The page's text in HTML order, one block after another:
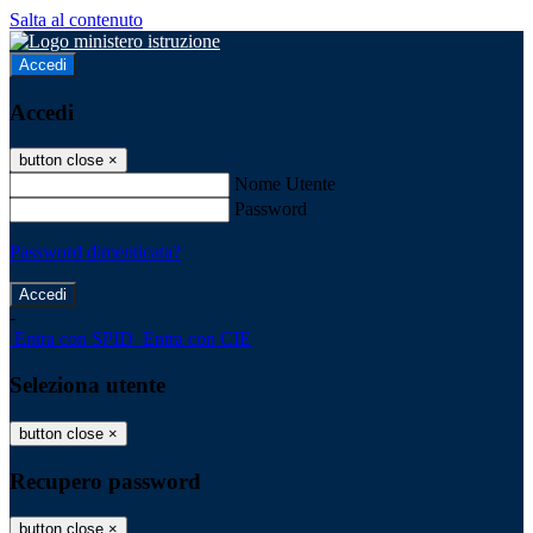
Salta al contenuto
Accedi
Accedi
button close ×
Nome Utente
Password
Password dimenticata?
-
Entra con SPID Entra con CIE
Seleziona utente
button close ×
Recupero password
button close ×